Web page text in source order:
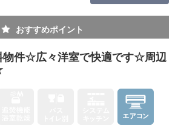
おすすめポイント
物件☆広々洋室で快適です☆周辺